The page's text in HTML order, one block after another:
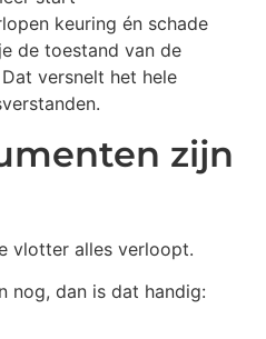
keuring én schade
de toestand van de
versnelt het hele
zijn
vlotter alles verloopt.
nog, dan is dat handig: